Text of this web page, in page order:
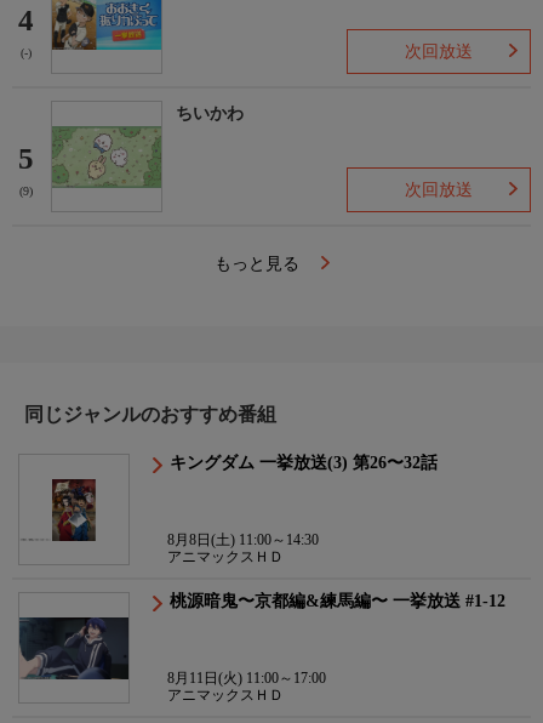
4
(-) 次回放送
5
(9)
ちいかわ
次回放送
もっと見る
同じジャンルのおすすめ番組
キングダム 一挙放送(3) 第26〜32話
8月8日(土) 11:00～14:30
アニマックスＨＤ
桃源暗鬼〜京都編&練馬編〜 一挙放送 #1-12
8月11日(火) 11:00～17:00
アニマックスＨＤ